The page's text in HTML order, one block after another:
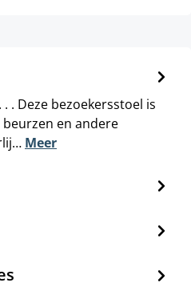
. Deze bezoekersstoel is
en andere
Meer